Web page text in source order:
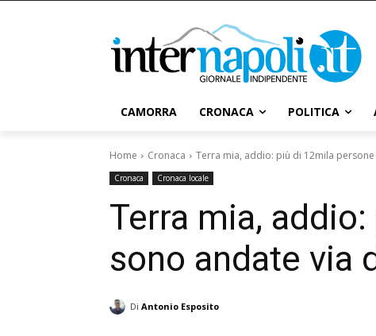
CAMORRA CRONACA POLITICA
Home Cronaca Terra mia, addio: più di 12mila
Cronaca Cronaca locale
Terra mia,
sono andate via
Di Antonio Esposito